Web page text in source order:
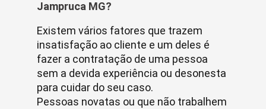
Jampruca MG?
Existem vários fatores que trazem
insatisfação ao cliente e um deles é
fazer a contratação de uma pessoa
sem a devida experiência ou desonesta
para cuidar do seu caso.
Pessoas novatas ou que não trabalhem